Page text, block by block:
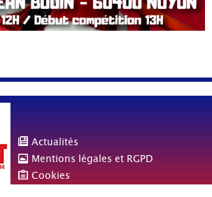
Actualités
Mentions légales et RGPD
Cookies